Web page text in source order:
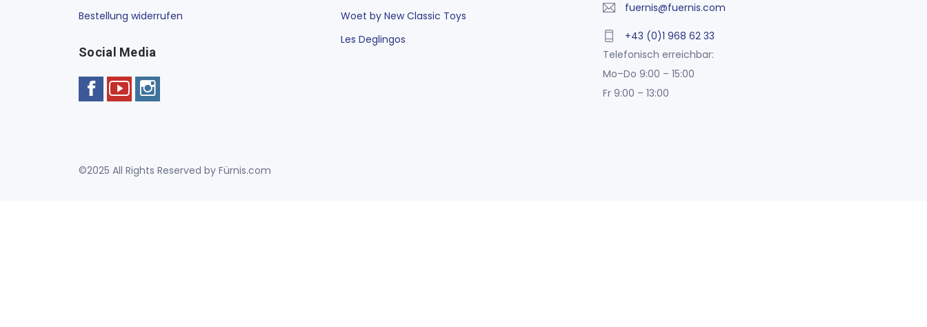
Bestellung widerrufen
Social Media
Woet by New Classic Toys
Les Deglingos
fuernis@fuernis.com
+43 (0)1 968 62 33
Telefonisch erreichbar:
Mo–Do 9:00 – 15:00
Fr 9:00 – 13:00
©2025 All Rights Reserved by Fürnis.com